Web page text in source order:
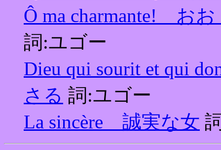
Ô ma charmante! お
詞:ユゴー
Dieu qui sourit et qui
さる 詞:ユゴー
La sincère 誠実な女